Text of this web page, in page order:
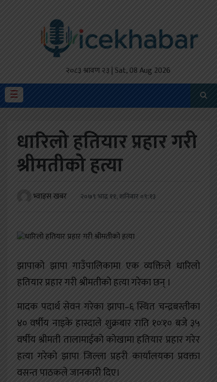
२०८३ श्रावण २३ | Sat, 08 Aug 2026
☰
मैथिली
प्रदेश
राजनीति
स्वास्थ्य
अन्य
धारिलो हतियार प्रहार गरी
श्रीमतीको हत्या
भ्वाइस खबर २०७९ भाद्र ११, शनिबार ०९:१३
झापाको झापा गाउँपालिकामा एक व्यक्तिले धारिलो
हतियार प्रहार गरी श्रीमतीको हत्या गरेका छन् ।
मादक पदार्थ सेवन गरेका झापा–६ स्थित चन्द्रबस्तीका
४० वर्षीय नाइके हास्दाले शुक्रबार राति १०ः१० बजे ३५
वर्षीय श्रीमती तालामाईको कोखामा हतियार प्रहार गरेर
हत्या गरेको झापा जिल्ला प्रहरी कार्यालयका प्रवक्ता
वसन्त पाठकले जानकारी दिए।